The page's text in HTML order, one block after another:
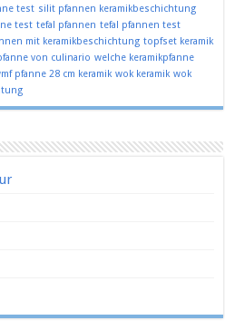
test silit pfannen keramikbeschichtung
test tefal pfannen tefal pfannen test
mit keramikbeschichtung topfset keramik
von culinario welche keramikpfanne
pfanne 28 cm keramik wok keramik wok